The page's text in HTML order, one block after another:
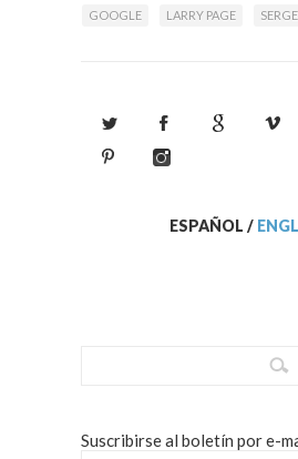
GOOGLE LARRY PAGE
ESPAÑOL /
Suscribirse al boletín por e-